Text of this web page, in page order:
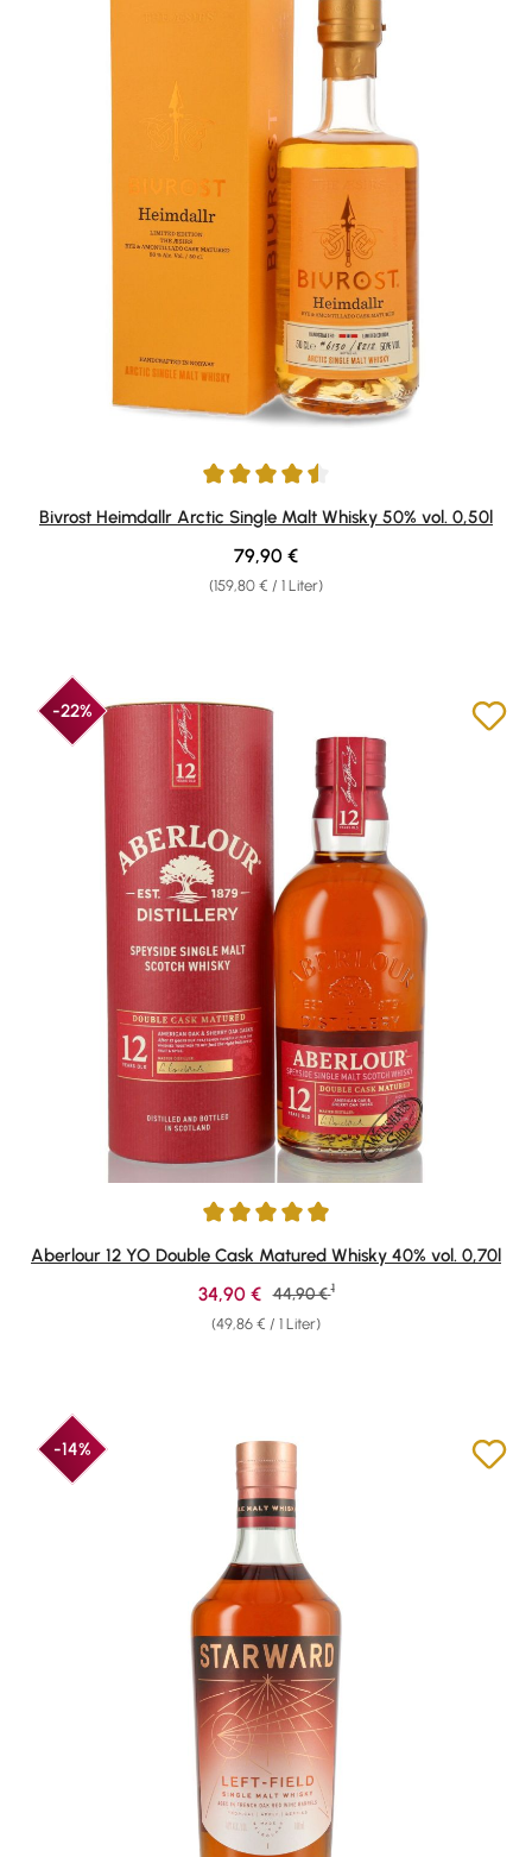
Durchschnittliche Bewertung von 4.5 von 5 Sternen
Bivrost Heimdallr Arctic Single Malt Whisky 50% vol. 0,50l
(159,80 € / 1 Liter)
Regulärer Preis:
79,90 €
-22%
Durchschnittliche Bewertung von 4.88 von 5 Sternen
Aberlour 12 YO Double Cask Matured Whisky 40% vol. 0,70l
(49,86 € / 1 Liter)
Verkaufspreis:
34,90 € Regulärer Preis:
44,90 € 1
-14%